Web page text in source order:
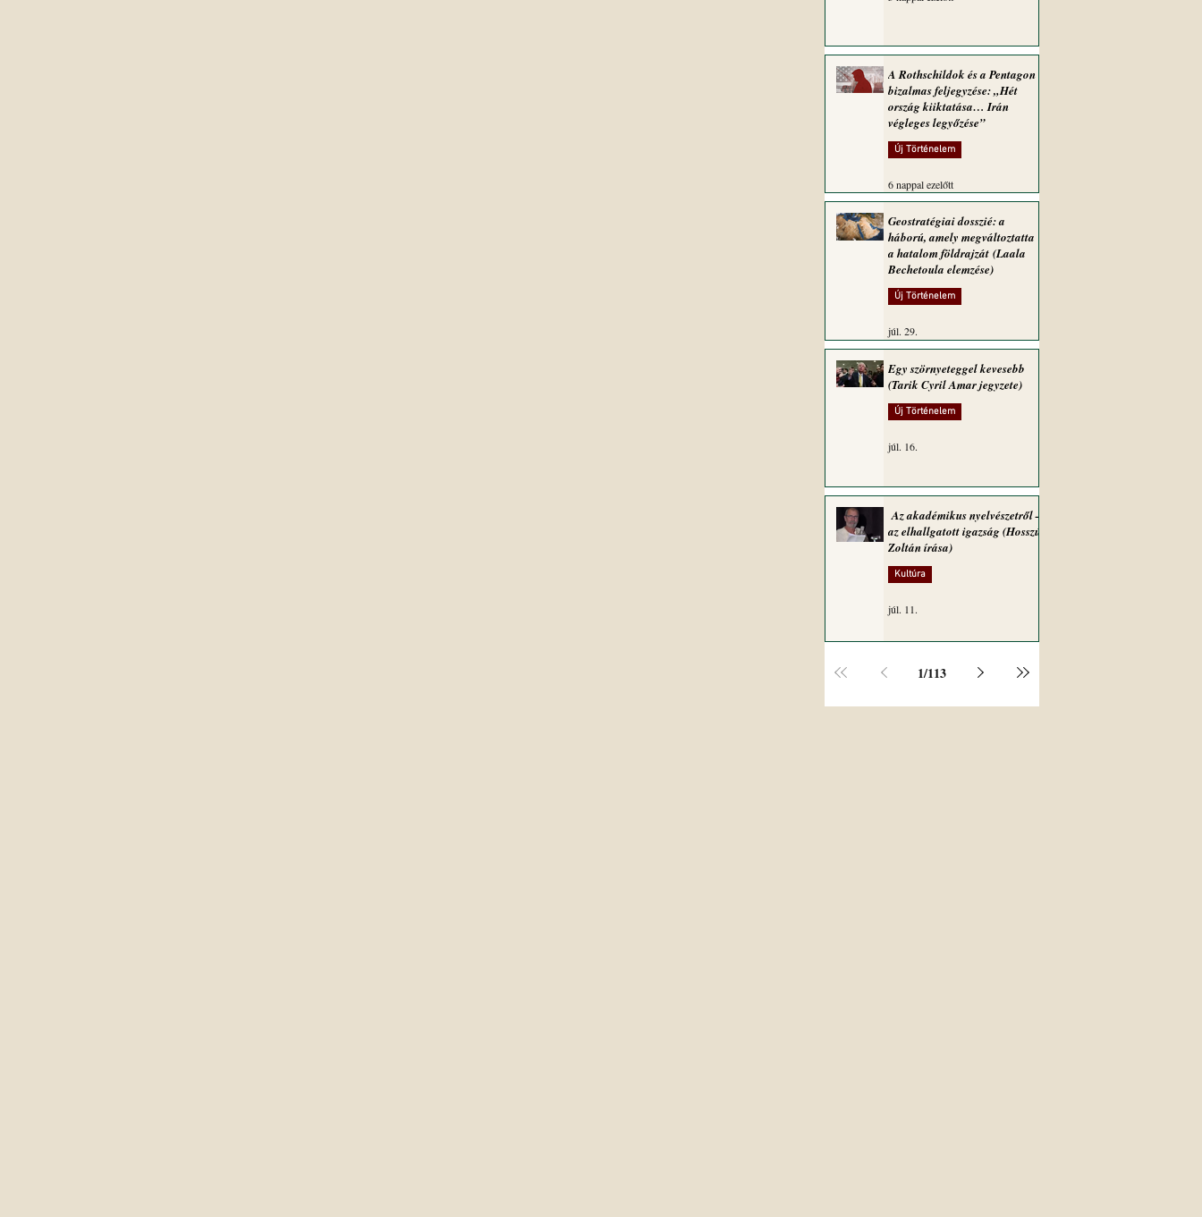
A Rothschildok és a Pentagon
bizalmas feljegyzése: „Hét
ország kiiktatása… Irán
végleges legyőzése”
Új Történelem
6 nappal ezelőtt
Geostratégiai dosszié: a
háború, amely megváltoztatta
a hatalom földrajzát (Laala
Bechetoula elemzése)
Új Történelem
júl. 29.
Egy szörnyeteggel kevesebb
(Tarik Cyril Amar jegyzete)
Új Történelem
júl. 16.
Az akadémikus nyelvészetről –
az elhallgatott igazság (Hosszú
Zoltán írása)
Kultúra
júl. 11.
1/113